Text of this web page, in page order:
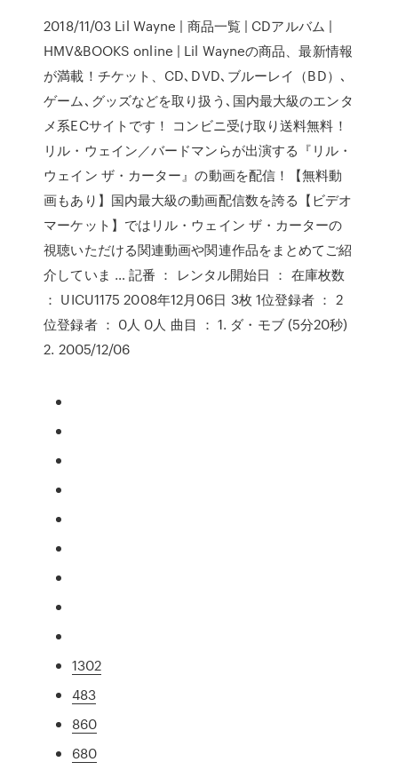
2018/11/03 Lil Wayne | 商品一覧 | CDアルバム |
HMV&BOOKS online | Lil Wayneの商品、最新情報
が満載！チケット、CD､DVD､ブルーレイ（BD）､
ゲーム､グッズなどを取り扱う､国内最大級のエンタ
メ系ECサイトです！ コンビニ受け取り送料無料！
リル・ウェイン／バードマンらが出演する『リル・
ウェイン ザ・カーター』の動画を配信！【無料動
画もあり】国内最大級の動画配信数を誇る【ビデオ
マーケット】ではリル・ウェイン ザ・カーターの
視聴いただける関連動画や関連作品をまとめてご紹
介していま … 記番 ： レンタル開始日 ： 在庫枚数
： UICU1175 2008年12月06日 3枚 1位登録者 ： 2
位登録者 ： 0人 0人 曲目 ： 1. ダ・モブ (5分20秒)
2. 2005/12/06
1302
483
860
680